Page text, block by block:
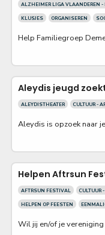
KLUSJES ORGANISEREN
Help Familiegroep
Aleydis jeugd
ALEYDISTHEATER CULTUUR -
Aleydis is opzoek naar
Helpen Aftrsun
AFTRSUN FESTIVAL CULTUUR
HELPEN OP FEESTEN
Wil jij en/of je